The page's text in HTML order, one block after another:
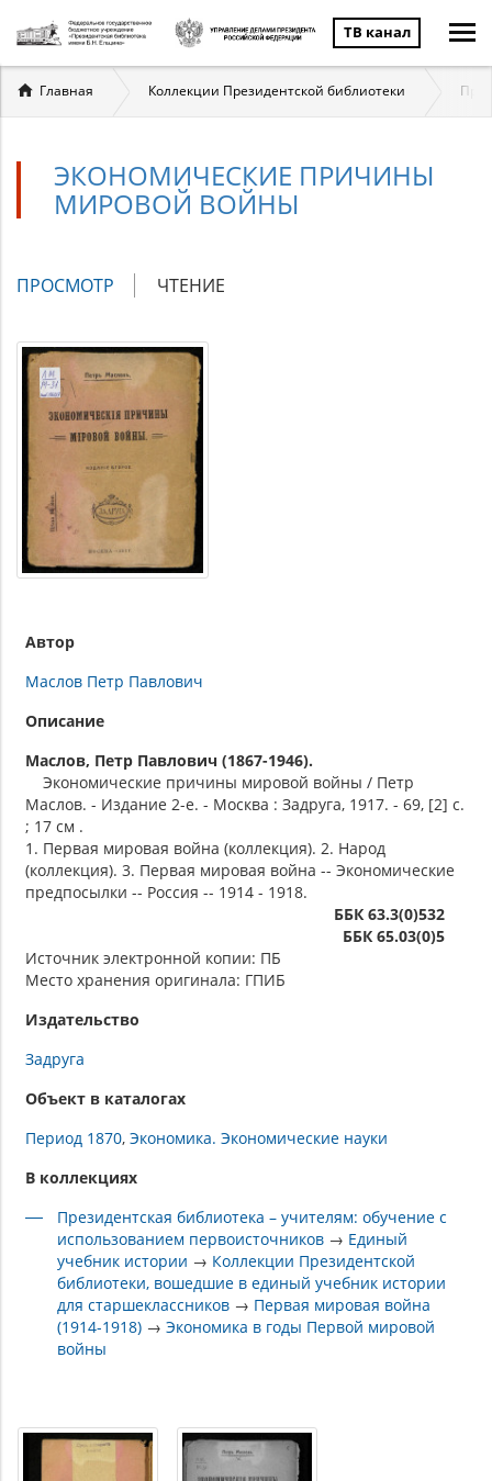
ТВ канал
Вы
здесь
Главная Коллекции Президентской библиотеки
ЭКОНОМИЧЕСКИЕ ПРИЧИНЫ
МИРОВОЙ ВОЙНЫ
Главные
ПРОСМОТР (АКТИВНАЯ
ЧТЕНИЕ
Автор
Маслов Петр Павлович
Описание
Маслов, Петр Павлович (1867-1946).
Экономические причины мировой войны / Петр
Маслов. - Издание 2-е. - Москва : Задруга, 1917. - 69, [2] с.
; 17 см .
1. Первая мировая война (коллекция). 2. Народ
(коллекция). 3. Первая мировая война -- Экономические
предпосылки -- Россия -- 1914 - 1918.
ББК 63.3(0)532
ББК 65.03(0)5
Источник электронной копии: ПБ
Место хранения оригинала: ГПИБ
Издательство
Задруга
Объект в каталогах
Период 1870 Экономика. Экономические науки
В коллекциях
Президентская библиотека – учителям: обучение с
использованием первоисточников → Единый
учебник истории → Коллекции Президентской
библиотеки, вошедшие в единый учебник истории
для старшеклассников → Первая мировая война
(1914-1918) →Экономика в годы Первой мировой
войны